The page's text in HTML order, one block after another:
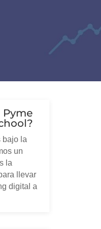
Pyme
bajo la
un
la
llevar
digital a